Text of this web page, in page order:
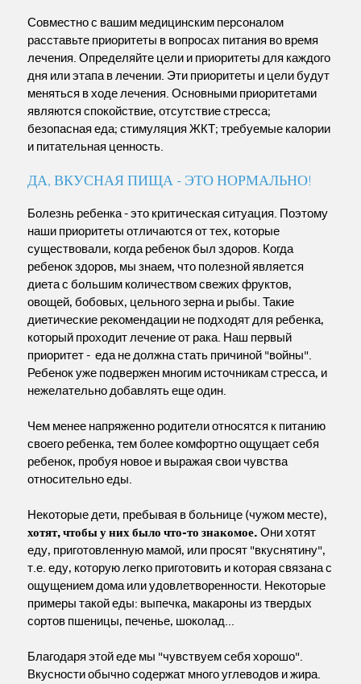
Совместно с вашим медицинским персоналом
расставьте приоритеты в вопросах питания во время
лечения. Определяйте цели и приоритеты для каждого
дня или этапа в лечении. Эти приоритеты и цели будут
меняться в ходе лечения. Основными приоритетами
являются спокойствие, отсутствие стресса;
безопасная еда; стимуляция ЖКТ; требуемые калории
и питательная ценность.
ДА, ВКУСНАЯ ПИЩА - ЭТО НОРМАЛЬНО!
Болезнь ребенка - это критическая ситуация. Поэтому
наши приоритеты отличаются от тех, которые
существовали, когда ребенок был здоров. Когда
ребенок здоров, мы знаем, что полезной является
диета с большим количеством свежих фруктов,
овощей, бобовых, цельного зерна и рыбы. Такие
диетические рекомендации не подходят для ребенка,
который проходит лечение от рака. Наш первый
приоритет - еда не должна стать причиной "войны".
Ребенок уже подвержен многим источникам стресса, и
нежелательно добавлять еще один.
Чем менее напряженно родители относятся к питанию
своего ребенка, тем более комфортно ощущает себя
ребенок, пробуя новое и выражая свои чувства
относительно еды.
Некоторые дети, пребывая в больнице (чужом месте),
хотят, чтобы у них было что-то знакомое. Они хотят
еду, приготовленную мамой, или просят "вкуснятину",
т.е. еду, которую легко приготовить и которая связана с
ощущением дома или удовлетворенности. Некоторые
примеры такой еды: выпечка, макароны из твердых
сортов пшеницы, печенье, шоколад...
Благодаря этой еде мы "чувствуем себя хорошо".
Вкусности обычно содержат много углеводов и жира.